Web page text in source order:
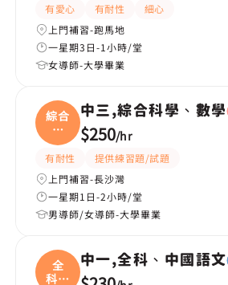
有愛心 有耐性
細心
上門補習-跑馬地
一星期3日-1小時/堂
女導師-大學畢業
綜合
科
學、
中三,綜合科學、數學
$250/hr
有耐性
提供練習題/試題
上門補習-長沙灣
一星期1日-2小時/堂
男導師/女導師-大學畢業
全
科、
中一,全科、中國語文